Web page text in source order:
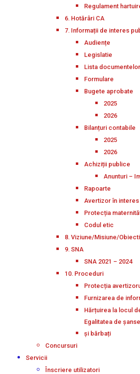
Regulament
6. Hotărâri CA
7. Informații de interes
Audiențe
Legislatie
Lista
Formulare
Bugete aprobate
2025
2026
Bilanțuri contabile
2025
2026
Achiziții publice
Anunturi –
Rapoarte
Avertizor în
Protecția
Codul etic
8. Viziune/Misiune/
9. SNA
SNA 2021 – 2024
10. Proceduri
Protecția
Furnizarea de
Hărțuirea la locul
Egalitatea de
și bărbați
Concursuri
Servicii
Înscriere utilizatori